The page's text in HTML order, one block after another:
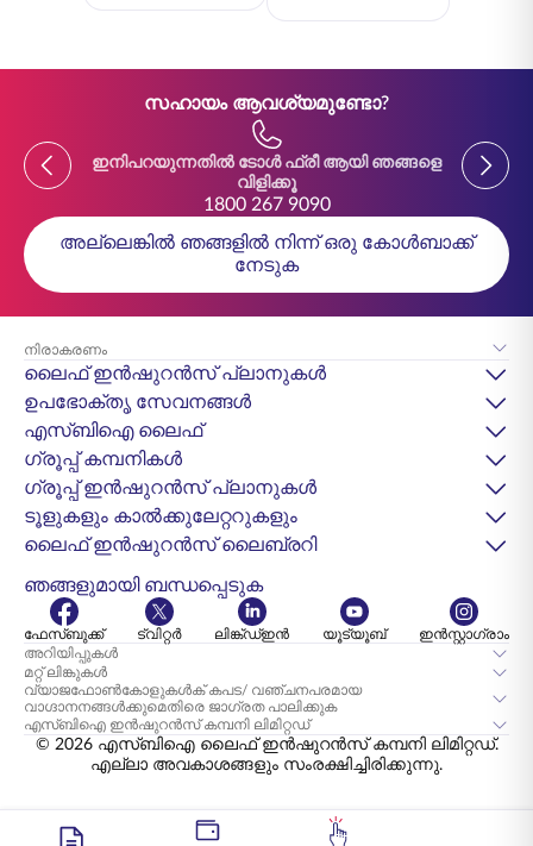
സഹായം ആവശ്യമുണ്ടോ?
Previousഇനിപറയുന്നതിൽ ടോൾ ഫ്രീ ആയി ഞങ്ങളെ
വിളിക്കൂ
1800 267 9090
Previous
അല്ലെങ്കിൽ ഞങ്ങളിൽ നിന്ന് ഒരു കോൾബാക്ക്
നേടുക
നിരാകരണം
ലൈഫ് ഇൻഷുറൻസ് പ്ലാനുകൾ
ഉപഭോക്തൃ സേവനങ്ങൾ
എസ്‌ബിഐ ലൈഫ്
ഗ്രൂപ്പ് കമ്പനികൾ
ഗ്രൂപ്പ് ഇൻഷുറൻസ് പ്ലാനുകൾ
ടൂളുകളും കാൽക്കുലേറ്ററുകളും
ലൈഫ് ഇൻഷുറൻസ് ലൈബ്രറി
ഞങ്ങളുമായി ബന്ധപ്പെടുക
ഫേസ്ബുക്ക് ട്വിറ്റർ ലിങ്ക്ഡ്ഇൻ യൂട്യൂബ്
ഇൻസ്റ്റാഗ്രാം
അറിയിപ്പുകൾ
മറ്റ് ലിങ്കുകൾ
വ്യാജഫോൺകോളുകൾക് കപട/ വഞ്ചനപരമായ
വാഗ്ദാനനങ്ങൾക്കുമെതിരെ ജാഗ്രത പാലിക്കുക
എസ്‌ബി‌ഐ ഇൻഷുറൻസ് കമ്പനി ലിമിറ്റഡ്
© 2026 എസ്‌ബിഐ ലൈഫ് ഇൻഷുറൻസ് കമ്പനി ലിമിറ്റഡ്.
എല്ലാ അവകാശങ്ങളും സംരക്ഷിച്ചിരിക്കുന്നു.